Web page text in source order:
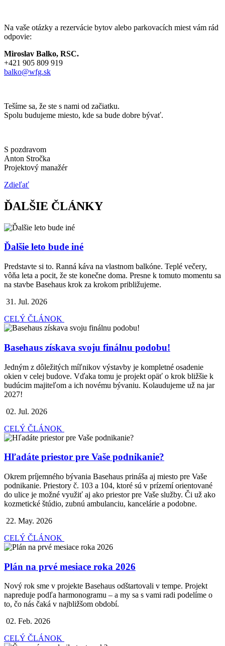
Na vaše otázky a rezervácie bytov alebo parkovacích miest vám rád
odpovie:
Miroslav Balko, RSC.
+421 905 809 919
balko@wfg.sk
Tešíme sa, že ste s nami od začiatku.
Spolu budujeme miesto, kde sa bude dobre bývať.
S pozdravom
Anton Stročka
Projektový manažér
Zdieľať
ĎALŠIE ČLÁNKY
Ďalšie leto bude iné
Predstavte si to. Ranná káva na vlastnom balkóne. Teplé večery,
vôňa leta a pocit, že ste konečne doma. Presne k tomuto momentu sa
na stavbe Basehaus krok za krokom približujeme.
31. Jul. 2026
CELÝ ČLÁNOK
Basehaus získava svoju finálnu podobu!
Jedným z dôležitých míľnikov výstavby je kompletné osadenie
okien v celej budove. Vďaka tomu je projekt opäť o krok bližšie k
budúcim majiteľom a ich novému bývaniu. Kolaudujeme už na jar
2027!
02. Jul. 2026
CELÝ ČLÁNOK
Hľadáte priestor pre Vaše podnikanie?
Okrem príjemného bývania Basehaus prináša aj miesto pre Vaše
podnikanie. Priestory č. 103 a 104, ktoré sú v prízemí orientované
do ulice je možné využiť aj ako priestor pre Vaše služby. Či už ako
kozmetické štúdio, zubnú ambulanciu, kancelárie a podobne.
22. May. 2026
CELÝ ČLÁNOK
Plán na prvé mesiace roka 2026
Nový rok sme v projekte Basehaus odštartovali v tempe. Projekt
napreduje podľa harmonogramu – a my sa s vami radi podelíme o
to, čo nás čaká v najbližšom období.
02. Feb. 2026
CELÝ ČLÁNOK